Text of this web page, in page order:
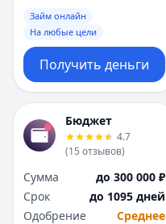
Займ онлайн
На любые цели
Получить деньги
Бюджет
4.7
(15 отзывов)
Сумма
до 300 000 ₽
Срок
до 1095 дней
Одобрение
Среднее